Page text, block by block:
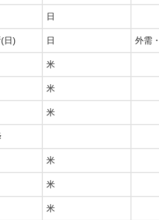
日
日) 日 外需
米
米
米
米
米
米